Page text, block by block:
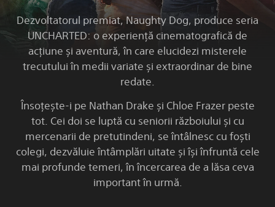
Dezvoltatorul premiat, Naughty Dog, produce seria
UNCHARTED: o experiență cinematografică de
acțiune și aventură, în care elucidezi misterele
trecutului în medii variate și extraordinar de bine
redate.
Însoțește-i pe Nathan Drake și Chloe Frazer peste
tot. Cei doi se luptă cu seniorii războiului și cu
mercenarii de pretutindeni, se întâlnesc cu foști
colegi, dezvăluie întâmplări uitate și își înfruntă cele
mai profunde temeri, în încercarea de a lăsa ceva
important în urmă.